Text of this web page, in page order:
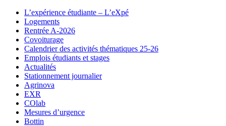
L’expérience étudiante – L’eXpé
Logements
Rentrée A-2026
Covoiturage
Calendrier des activités thématiques 25-26
Emplois étudiants et stages
Actualités
Stationnement journalier
Agrinova
EXR
COlab
Mesures d’urgence
Bottin